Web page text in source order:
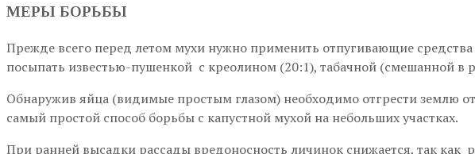
МЕРЫ БОРЬБЫ
Прежде всего перед летом мухи нужно применить отпугивающие
посыпать известью-пушенкой с креолином (20:1), табачной (смешанной в
Обнаружив яйца (видимые простым глазом) необходимо отгрести землю
самый простой способ борьбы с капустной мухой на небольших участках.
При ранней высадки рассады вредоносность личинок снижается, так как